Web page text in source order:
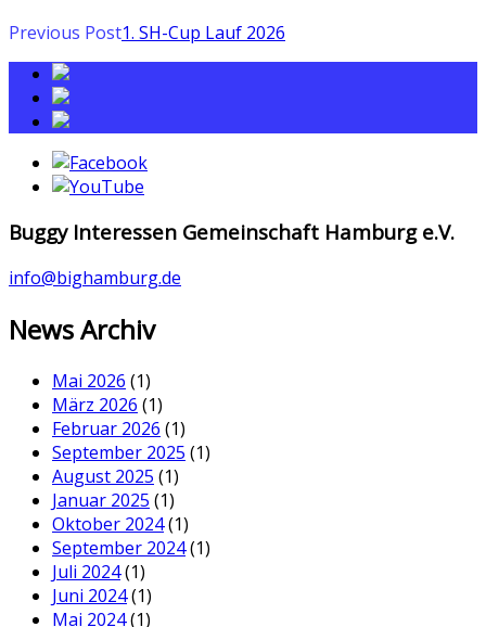
Previous Post1. SH-Cup Lauf 2026
Buggy Interessen Gemeinschaft Hamburg e.V.
info@bighamburg.de
News Archiv
Mai 2026 (1)
März 2026 (1)
Februar 2026 (1)
September 2025 (1)
August 2025 (1)
Januar 2025 (1)
Oktober 2024(1)
September 2024(1)
Juli 2024(1)
Juni 2024(1)
Mai 2024(1)